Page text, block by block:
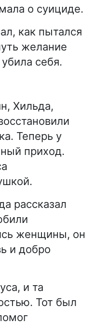
о суициде.
как пытался
желание
себя.
Хильда,
Теперь у
приход.
рассказал
женщины, он
и добро
и та
Тот был